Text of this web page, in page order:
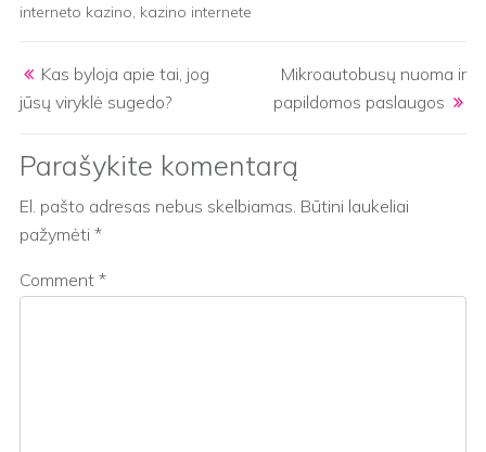
interneto kazino, kazino internete
Kas byloja apie tai, jog
jūsų viryklė sugedo?
Mikroautobusų nuoma ir
papildomos paslaugos
Parašykite komentarą
El. pašto adresas nebus skelbiamas. Būtini laukeliai
pažymėti *
Comment *